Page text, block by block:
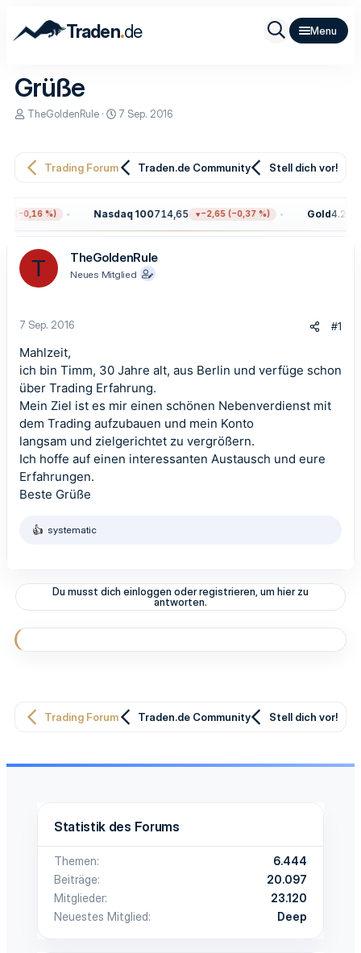
Traden.de
Grüße
E
e
r
TheGoldenRule
E
e
a
m
7 Sep. 2016
Trading Forum Traden.de Community Stell dich vor!
(−0,16 %) Nasdaq 100714,65 −2,65 (−0,37 %) Gold
T TheGoldenRule
Neues Mitglied
7 Sep. 2016 #1
Mahlzeit,
ich bin Timm, 30 Jahre alt, aus Berlin und verfüge schon
über Trading Erfahrung.
Mein Ziel ist es mir einen schönen Nebenverdienst mit
dem Trading aufzubauen und mein Konto
langsam und zielgerichtet zu vergrößern.
Ich hoffe auf einen interessanten Austausch und eure
Erfahrungen.
Beste Grüße
R
t
o
n
n
systematic
Du musst dich einloggen oder registrieren, um hier zu
antworten.
Trading Forum Traden.de Community Stell dich vor!
Statistik des Forums
Themen
6.444
Beiträge
20.097
Mitglieder
23.120
Neuestes Mitglied
Deep